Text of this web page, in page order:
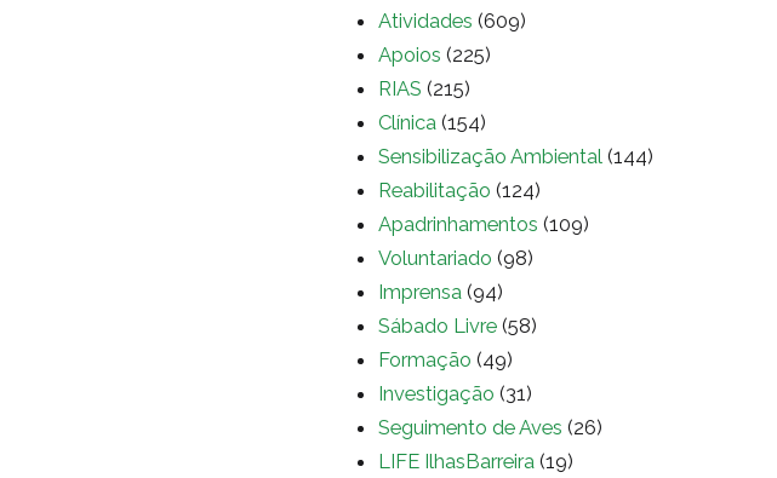
Atividades (609)
Apoios (225)
RIAS (215)
Clínica (154)
Sensibilização Ambiental (144)
Reabilitação (124)
Apadrinhamentos (109)
Voluntariado (98)
Imprensa (94)
Sábado Livre (58)
Formação (49)
Investigação (31)
Seguimento de Aves (26)
LIFE IlhasBarreira (19)